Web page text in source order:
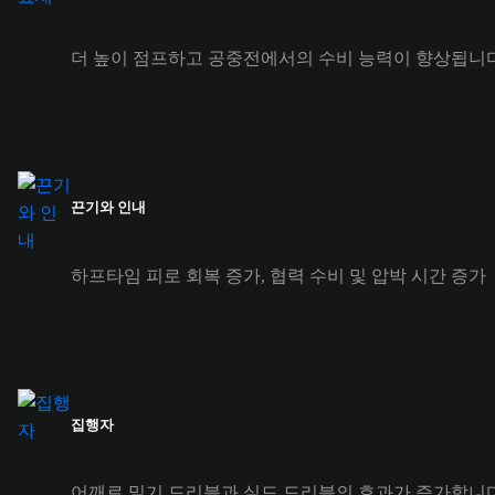
더 높이 점프하고 공중전에서의 수비 능력이 향상됩니
끈기와 인내
하프타임 피로 회복 증가, 협력 수비 및 압박 시간 증가
집행자